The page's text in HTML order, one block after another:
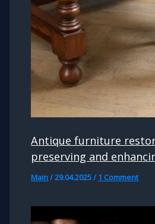
Antique furniture
preserving and
Main/29.04.2025/ 1 Comment